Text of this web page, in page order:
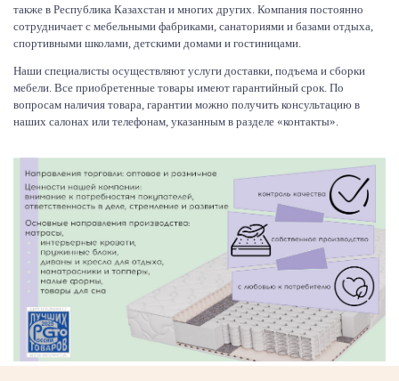
также в Республика Казахстан и многих других. Компания постоянно
сотрудничает с мебельными фабриками, санаториями и базами отдыха,
спортивными школами, детскими домами и гостиницами.
Наши специалисты осуществляют услуги доставки, подъема и сборки
мебели. Все приобретенные товары имеют гарантийный срок. По
вопросам наличия товара, гарантии можно получить консультацию в
наших салонах или телефонам, указанным в разделе «контакты».